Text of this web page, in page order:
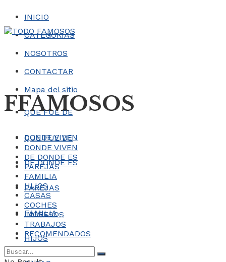
INICIO
CATEGORÍAS
NOSOTROS
CONTACTAR
Mapa del sitio
FFAMOSOS
QUE FUE DE
DONDE VIVEN
DE DONDE ES
PAREJAS
FAMILIA
HIJOS
QUE FUE DE
DONDE VIVEN
DE DONDE ES
PAREJAS
FAMILIA
HIJOS
CASAS
COCHES
INGRESOS
TRABAJOS
RECOMENDADOS